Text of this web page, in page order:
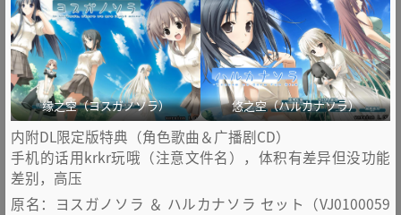
缘之空（ヨスガノソラ） 悠之空（ハルカナソラ）
内附DL限定版特典（角色歌曲＆广播剧CD）
手机的话用krkr玩哦（注意文件名），体积有差异但没功能
差别，高压
原名：ヨスガノソラ ＆ ハルカナソラ セット（VJ0100059